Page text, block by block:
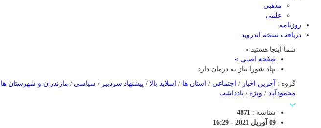
مذهبی
علمی
روزنامه
دریافت نسخه اندروید
شما اینجا هستید »
صفحه اصلی »
نهاد شورا نیاز به درمان دارد
گروه :
آخرین اخبار / اجتماعی / استان ها / اسلاید بالا / پیشنهاد سردبیر / سیاسی / مازندران و شهرستان ها
محمودآباد / ویژه / یادداشت
پ
شناسه : 4871
09 آوریل 2021 - 16:29